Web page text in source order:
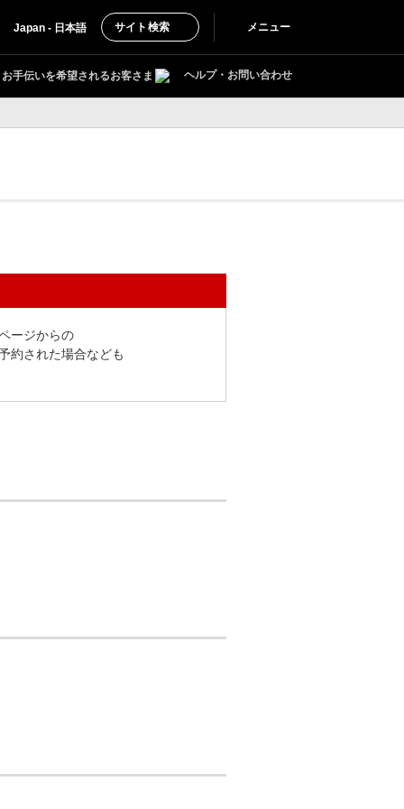
Japan - 日本語 サイト検索 メニュー
お手伝いを希望されるお客さま ヘルプ・お問い合わせ
ージからの
約された場合なども